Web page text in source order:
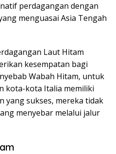
perdagangan dengan
menguasai Asia Tengah
Laut Hitam
kesempatan bagi
Wabah Hitam, untuk
kota-kota Italia memiliki
yang sukses, mereka tidak
menyebar melalui jalur